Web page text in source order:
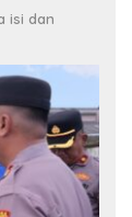
isi dan